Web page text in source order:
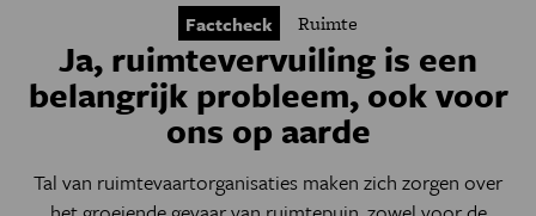
Factcheck Ruimte
Ja, ruimtevervuiling is een
belangrijk probleem, ook voor
ons op aarde
Tal van ruimtevaartorganisaties maken zich zorgen over